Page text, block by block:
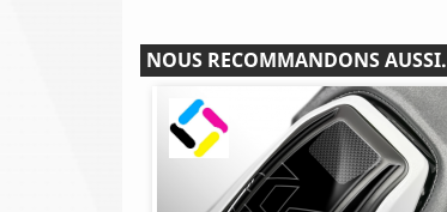
NOUS RECOMMANDONS